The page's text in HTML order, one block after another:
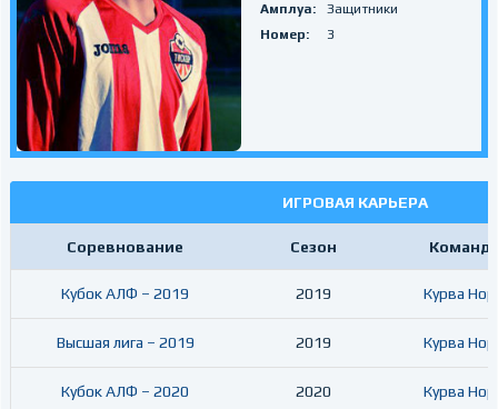
Амплуа:
Защитники
Номер:
3
ИГРОВАЯ КАРЬЕРА
Соревнование Сезон
Кубок АЛФ – 2019 2019 Курва
Высшая лига – 2019 2019 Курва
Кубок АЛФ – 2020 2020 Курва